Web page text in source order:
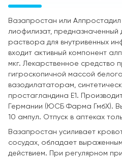
Вазапростан или
лиофилизат, предназначенный
раствора для внутривенных
входит активный компонент
мкг. Лекарственное средство
гигроскопичной массой
вазодилататорам,
простагландина Е1.
Германии (ЮСБ Фарма ГмбХ).
10 ампул. Отпуск в аптеках
Вазапростан усиливает
сосудах, обладает
действием. При регулярном